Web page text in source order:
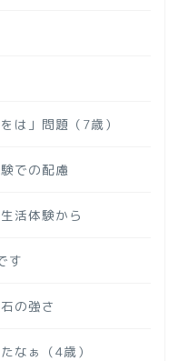
は」問題（7歳）
での配慮
活体験から
す
の強さ
なぁ（4歳）